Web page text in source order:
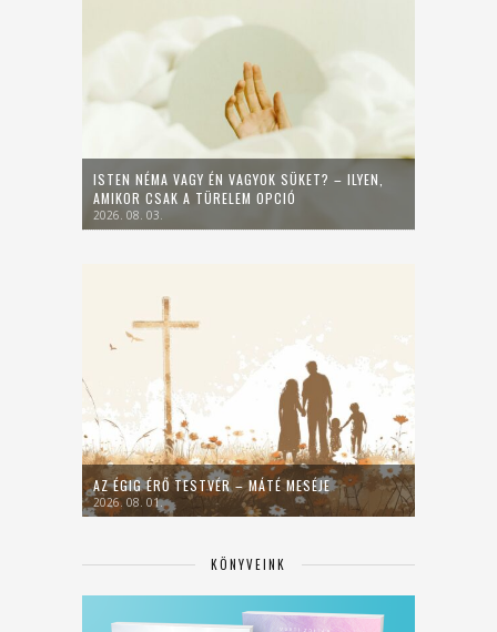
ISTEN NÉMA VAGY ÉN VAGYOK SÜKET? – ILYEN,
AMIKOR CSAK A TÜRELEM OPCIÓ
2026. 08. 03.
AZ ÉGIG ÉRŐ TESTVÉR – MÁTÉ MESÉJE
2026. 08. 01.
KÖNYVEINK